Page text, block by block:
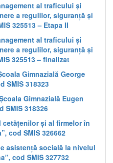
al traficului și
a regulilor, siguranță și
325513 – Etapa II
al traficului și
a regulilor, siguranță și
325513 – finalizat
Gimnazială George
SMIS 318323
Gimnazială Eugen
SMIS 318326
și al firmelor în
cod SMIS 326662
asistență socială la nivelul
cod SMIS 327732